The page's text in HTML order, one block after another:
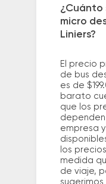
¿Cuánto
micro
Liniers?
El precio
de bus
es de
barato
que los
empresa
los
medida
de viaje,